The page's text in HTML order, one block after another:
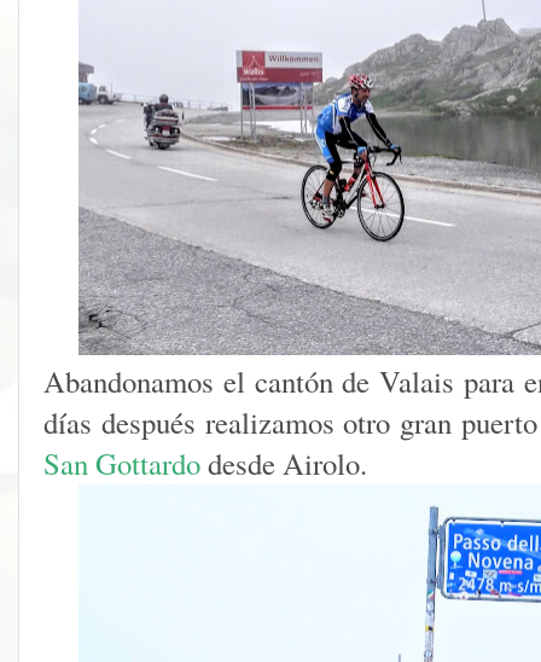
Abandonamos el cantón de Valais para
días después realizamos otro gran
San Gottardodesde Airolo.